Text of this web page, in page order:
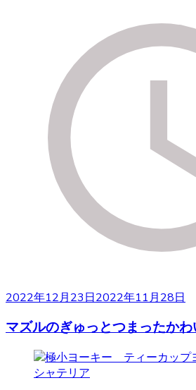
2022年12月23日2022年11月28日
マズルのぎゅっとつまったか